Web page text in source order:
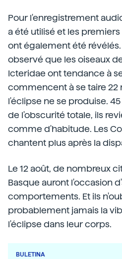
Pour l'enregistrement
a été utilisé et les
ont également été
observé que les oiseaux
Icteridae ont tendance à
commencent à se taire 22
l'éclipse ne se produise.
de l'obscurité totale, ils
comme d'habitude. Les
chantent plus après la
Le 12 août, de nombreux
Basque auront l'occasion
comportements. Et ils
probablement jamais la
l'éclipse dans leur corps.
BULETINA